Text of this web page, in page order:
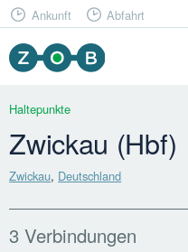
Ankunft Abfahrt
Haltepunkte
Zwickau (Hbf)
Zwickau, Deutschland
3 Verbindungen